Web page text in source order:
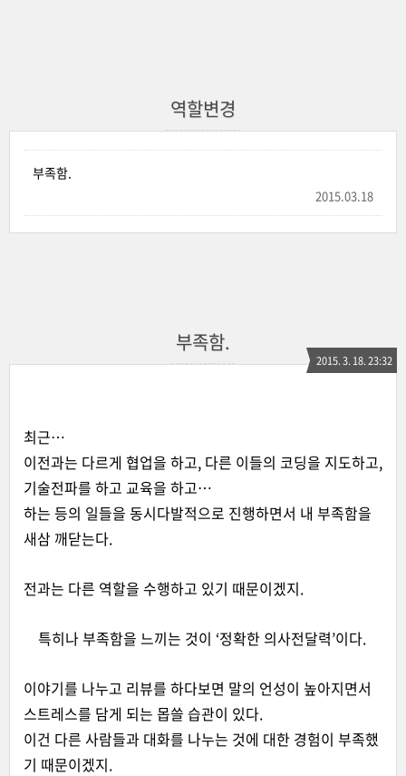
역할변경
부족함.
2015.03.18
부족함.
2015. 3. 18. 23:32
최근…
이전과는 다르게 협업을 하고, 다른 이들의 코딩을 지도하고,
기술전파를 하고 교육을 하고…
하는 등의 일들을 동시다발적으로 진행하면서 내 부족함을
새삼 깨닫는다.
전과는 다른 역할을 수행하고 있기 때문이겠지.
특히나 부족함을 느끼는 것이 ‘정확한 의사전달력’이다.
이야기를 나누고 리뷰를 하다보면 말의 언성이 높아지면서
스트레스를 담게 되는 몹쓸 습관이 있다.
이건 다른 사람들과 대화를 나누는 것에 대한 경험이 부족했
기 때문이겠지.